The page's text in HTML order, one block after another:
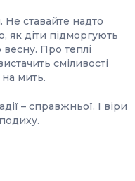
Не ставайте надто
як діти підморгують
Про теплі
сміливості
мить.
– справжньої. І віри